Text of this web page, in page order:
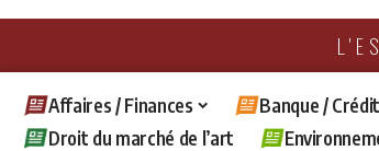
Affaires / Finances Banque / Crédit
Droit du marché de l’art